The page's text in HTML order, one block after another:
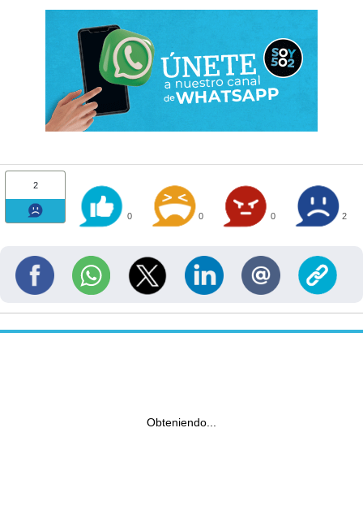
2
0 0 0 2
Obteniendo...